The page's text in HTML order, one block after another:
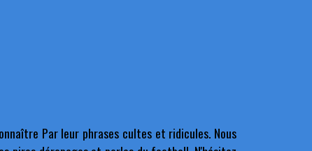
Par leur phrases cultes et ridicules. Nous